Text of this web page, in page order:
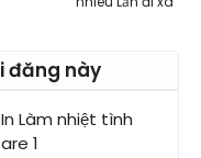
đăng này
Làm nhiệt tình
1